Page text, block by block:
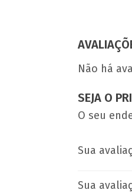
Não há
SEJA O
O seu
Sua
Sua